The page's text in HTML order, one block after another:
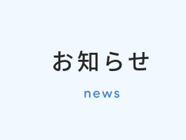
お知らせ
news